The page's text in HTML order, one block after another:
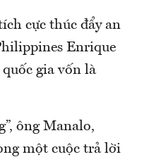
cực thúc đẩy an
Enrique
gia vốn là
ông Manalo,
một cuộc trả lời